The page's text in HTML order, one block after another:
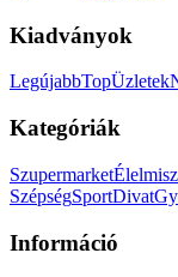
Kiadványok
LegújabbTopÜzletek
Kategóriák
Szupermarket
SzépségSportDivat
Információ